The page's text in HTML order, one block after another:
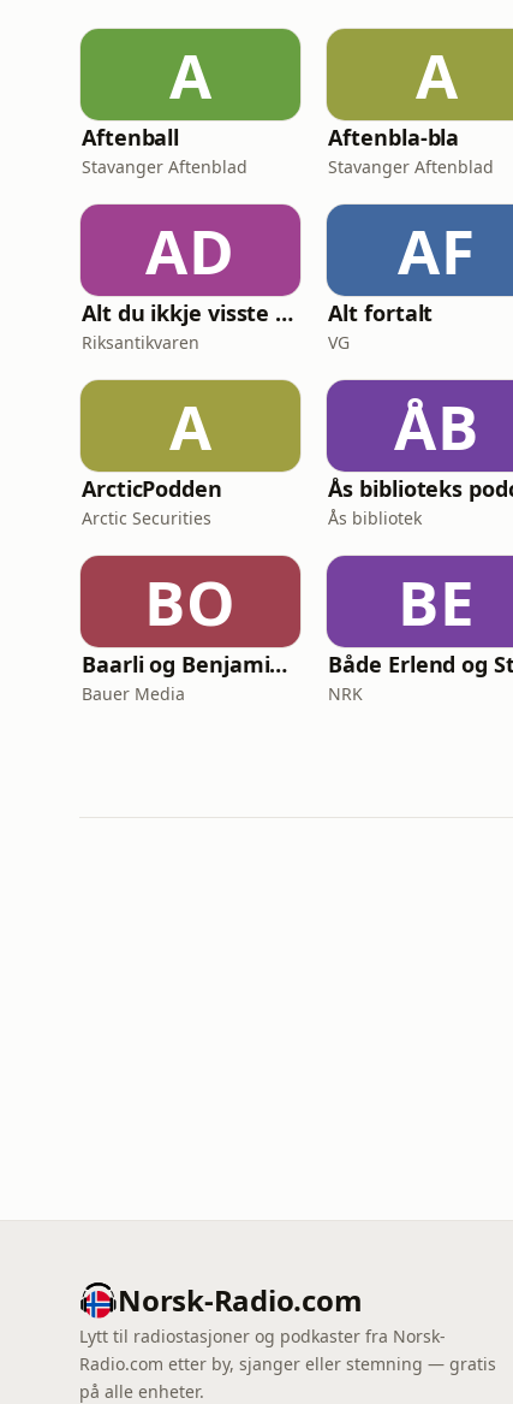
A
Aftenball
Stavanger Aftenblad
A
Aftenbla-bla
Stavanger Aftenblad
AD
Alt du ikkje visste om
Riksantikvaren
AF
Alt fortalt
VG
A
ArcticPodden
Arctic Securities
ÅB
Ås bibliotek
BO
Baarli og Benjamin går i terapi
Bauer Media
BE
NRK
Norsk-Radio.com
Lytt til radiostasjoner og podkaster fra Norsk-
Radio.com etter by, sjanger eller stemning — gratis
på alle enheter.